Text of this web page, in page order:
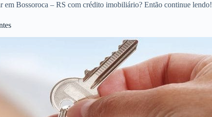
em Bossoroca – RS com crédito imobiliário? Então continue lendo!